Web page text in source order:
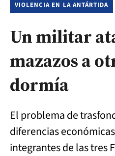
VIOLENCIA EN LA ANTÁRTIDA
Un militar
mazazos a
dormía
El problema de
diferencias
integrantes de las tres